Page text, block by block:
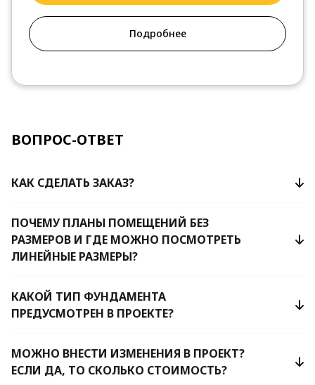
Подробнее
ВОПРОС-ОТВЕТ
КАК СДЕЛАТЬ ЗАКАЗ?
ПОЧЕМУ ПЛАНЫ ПОМЕЩЕНИЙ БЕЗ
РАЗМЕРОВ И ГДЕ МОЖНО ПОСМОТРЕТЬ
ЛИНЕЙНЫЕ РАЗМЕРЫ?
КАКОЙ ТИП ФУНДАМЕНТА
ПРЕДУСМОТРЕН В ПРОЕКТЕ?
МОЖНО ВНЕСТИ ИЗМЕНЕНИЯ В ПРОЕКТ?
ЕСЛИ ДА, ТО СКОЛЬКО СТОИМОСТЬ?